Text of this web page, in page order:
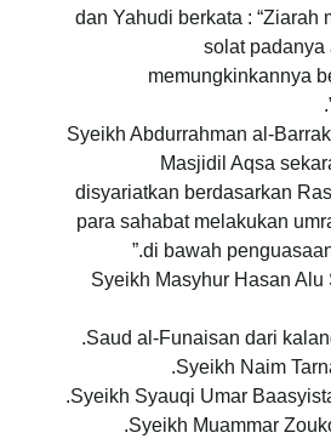
dan Yahudi berkata : “Ziarah
solat padanya
memungkinkannya
Syeikh Abdurrahman al-
Masjidil Aqsa
disyariatkan berdasarkan
para sahabat melakukan
di bawah penguasaan
Syeikh Masyhur Hasan Alu
Saud al-Funaisan dari
Syeikh Naim
Syeikh Syauqi Umar
Syeikh Muammar